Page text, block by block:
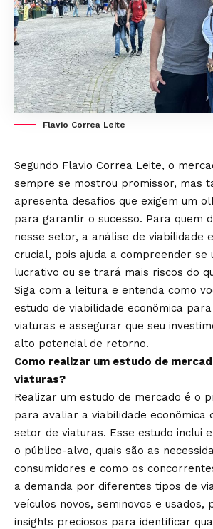
Flavio Correa Leite
Segundo Flavio Correa Leite, o
sempre se mostrou promissor, mas
apresenta desafios que exigem um
para garantir o sucesso. Para quem
nesse setor, a análise de viabilidade
crucial, pois ajuda a compreender se
lucrativo ou se trará mais riscos do
Siga com a leitura e entenda como
estudo de viabilidade econômica
viaturas e assegurar que seu
alto potencial de retorno.
Como realizar um estudo de
viaturas?
Realizar um estudo de mercado é o
para avaliar a viabilidade econômica
setor de viaturas. Esse estudo inclui
o público-alvo, quais são as
consumidores e como os
a demanda por diferentes tipos de
veículos novos, seminovos e usados,
insights preciosos para identificar